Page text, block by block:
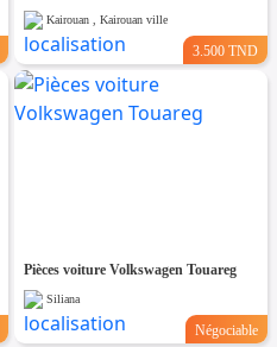
Kairouan , Kairouan ville
3.500 TND
Pièces voiture Volkswagen Touareg
Siliana
Négociable